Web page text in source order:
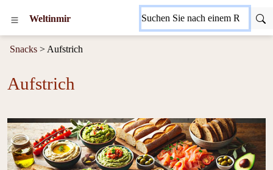
Weltinmir
Snacks > Aufstrich
Aufstrich